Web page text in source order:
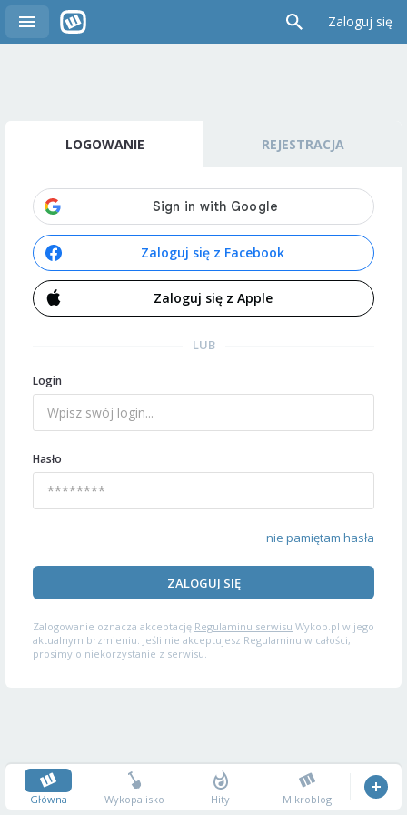
Zaloguj się
LOGOWANIE REJESTRACJA
Zaloguj się z Facebook
Zaloguj się z Apple
LUB
Login
Hasło
nie pamiętam hasła
ZALOGUJ SIĘ
Zalogowanie oznacza akceptację Regulaminu serwisu Wykop.pl w jego
aktualnym brzmieniu. Jeśli nie akceptujesz Regulaminu w całości,
prosimy o niekorzystanie z serwisu.
Główna Wykopalisko Hity Mikroblog